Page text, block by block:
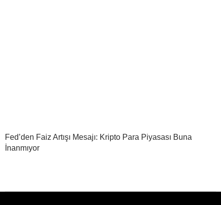
Fed’den Faiz Artışı Mesajı: Kripto Para Piyasası Buna
İnanmıyor